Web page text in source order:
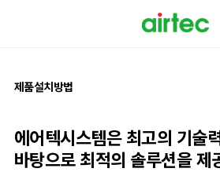
제품설치방법
에어텍시스템은 최고의 기술
바탕으로최적의 솔루션을 제